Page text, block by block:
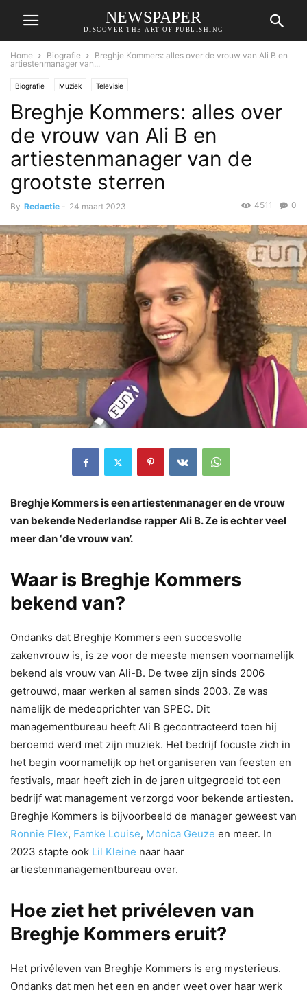
NEWSPAPER
DISCOVER THE ART OF PUBLISHING
Home Biografie
Breghje Kommers: alles over de vrouw van Ali B en
artiestenmanager van...
Biografie Muziek Televisie
Breghje Kommers: alles over
de vrouw van Ali B en
artiestenmanager van de
grootste sterren
By Redactie - 24 maart 2023 0
4511
Breghje Kommers is een artiestenmanager en de vrouw
van bekende Nederlandse rapper Ali B. Ze is echter veel
meer dan ‘de vrouw van’.
Waar is Breghje Kommers
bekend van?
Ondanks dat Breghje Kommers een succesvolle
zakenvrouw is, is ze voor de meeste mensen voornamelijk
bekend als vrouw van Ali-B. De twee zijn sinds 2006
getrouwd, maar werken al samen sinds 2003. Ze was
namelijk de medeoprichter van SPEC. Dit
managementbureau heeft Ali B gecontracteerd toen hij
beroemd werd met zijn muziek. Het bedrijf focuste zich in
het begin voornamelijk op het organiseren van feesten en
festivals, maar heeft zich in de jaren uitgegroeid tot een
bedrijf wat management verzorgd voor bekende artiesten.
Breghje Kommers is bijvoorbeeld de manager geweest van
Ronnie Flex, Famke Louise, Monica Geuze en meer. In
2023 stapte ook Lil Kleine naar haar
artiestenmanagementbureau over.
Hoe ziet het privéleven van
Breghje Kommers eruit?
Het privéleven van Breghje Kommers is erg mysterieus.
Ondanks dat men het een en ander weet over haar werk